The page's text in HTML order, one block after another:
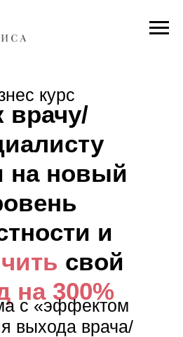
врачу/
на новый
и
свой
на 300%
с «эффектом
выхода врача/
курс